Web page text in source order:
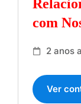
com
2 anos
Ver